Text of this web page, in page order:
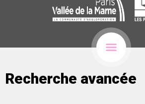
Recherche avancée